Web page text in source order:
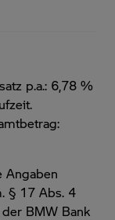
p.a.: 6,78 %
.
Angaben
§ 17 Abs. 4
BMW Bank